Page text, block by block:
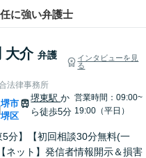
に強い弁護士
大介 弁護
インタビューを見
る
法律事務所
|
堺市
堺区
堺東駅か
ら徒歩5分
営業時間：09:00~
19:00（平日）
5分】【初回相談30分無料(一
ネット】発信者情報開示＆損害